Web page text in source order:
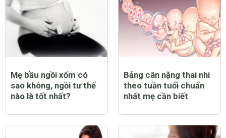
Mẹ bầu ngồi xổm có
sao không, ngồi tư thế
nào là tốt nhất?
Bảng cân nặng thai nhi
theo tuần tuổi chuẩn
nhất mẹ cần biết